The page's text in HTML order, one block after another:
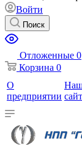
Войти
Поиск
Отложенные 0
Корзина 0
О
предприятии